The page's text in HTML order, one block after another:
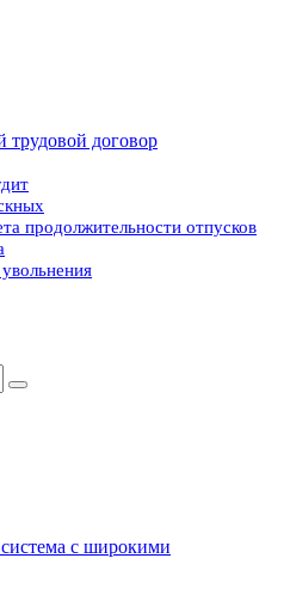
трудовой договор
продолжительности отпусков
с широкими